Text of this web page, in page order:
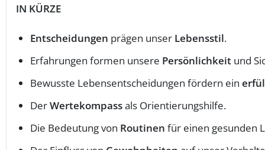
IN KÜRZE
Entscheidungen prägen unser Lebensstil.
Erfahrungen formen unsere Persönlichkeit und
Bewusste Lebensentscheidungen fördern ein
DerWertekompassals Orientierungshilfe.
Die Bedeutung von Routinen für einen gesunden